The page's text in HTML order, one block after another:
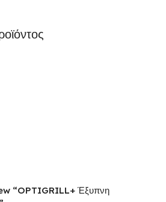
“OPTIGRILL+ Έξυπνη